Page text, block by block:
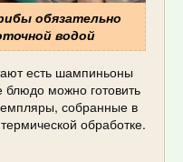
обязательно
водой
есть шампиньоны
можно готовить
собранные в
обработке.